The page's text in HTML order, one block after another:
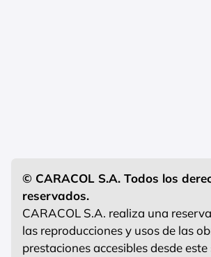
© CARACOL S.A. Todos los
reservados.
CARACOL S.A. realiza una
las reproducciones y usos de las
prestaciones accesibles desde